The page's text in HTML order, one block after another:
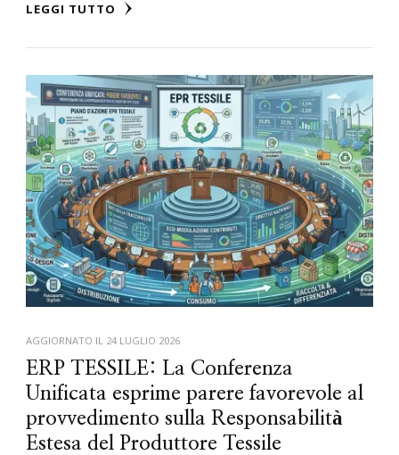
LEGGI TUTTO
AGGIORNATO IL 24 LUGLIO 2026
ERP TESSILE: La Conferenza
Unificata esprime parere favorevole al
provvedimento sulla Responsabilità
Estesa del Produttore Tessile